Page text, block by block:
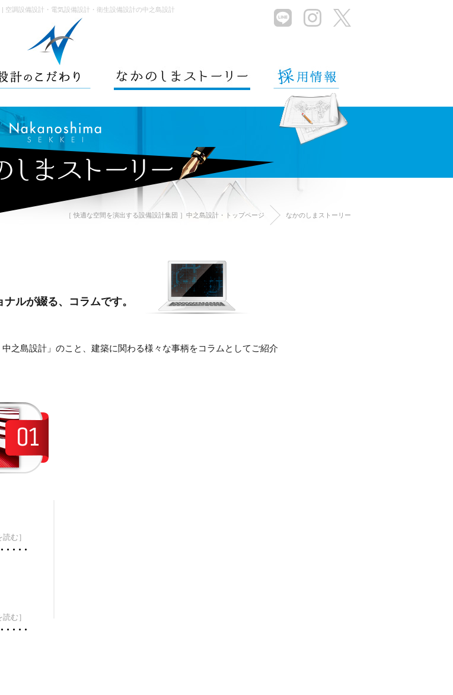
空調設備設計・電気設備設計・衛生設備設計の中之島設計
［ 快適な空間を演出する設備設計集団 ］中之島設計・トップページ なかのしまストーリー
ルが綴る、コラムです。
之島設計」のこと、建築に関わる様々な事柄をコラムとしてご紹介
01
む］
む］